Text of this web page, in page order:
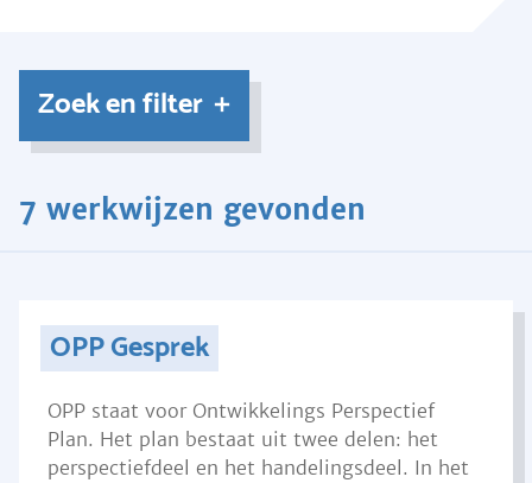
Zoek en filter
7 werkwijzen gevonden
OPP Gesprek
OPP staat voor Ontwikkelings Perspectief
Plan. Het plan bestaat uit twee delen: het
perspectiefdeel en het handelingsdeel. In het